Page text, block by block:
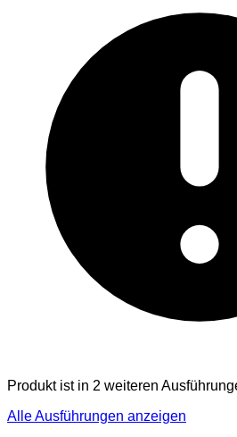
Produkt ist in 2 weiteren
Alle Ausführungen anzeigen